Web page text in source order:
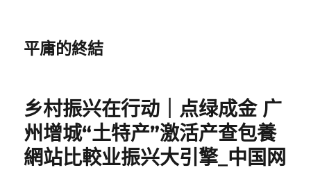
平庸的終結
乡村振兴在行动｜点绿成金 广
州增城“土特产”激活产查包養
網站比較业振兴大引擎_中国网